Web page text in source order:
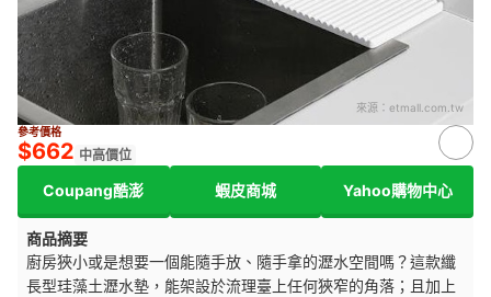
來源： etmall.com.tw
參考價格
$662 中高價位
Coupang酷澎 蝦皮商城 Yahoo購物中心
商品摘要
廚房狹小或是想要一個能隨手放、隨手拿的瀝水空間嗎？這款纖
長型珪藻土瀝水墊，能架設於流理臺上任何狹窄的角落；且加上